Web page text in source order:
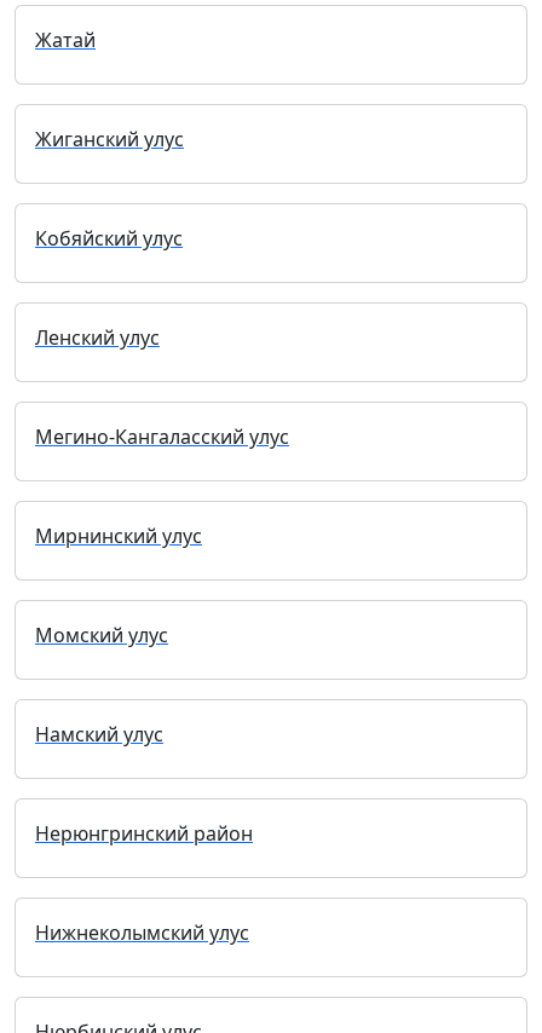
Жатай
Жиганский улус
Кобяйский улус
Ленский улус
Мегино-Кангаласский улус
Мирнинский улус
Момский улус
Намский улус
Нерюнгринский район
Нижнеколымский улус